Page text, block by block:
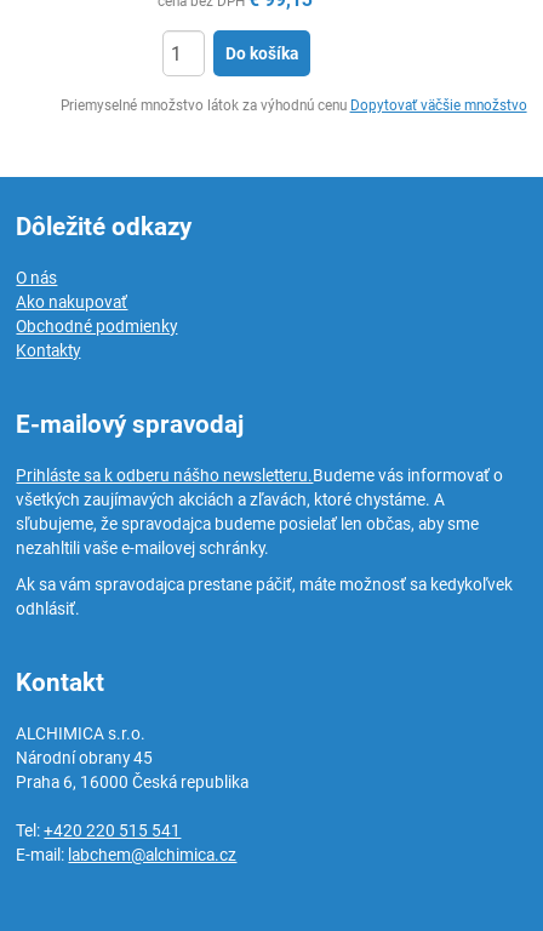
Do košíka
Priemyselné množstvo látok za výhodnú cenu Dopytovať väčšie množstvo
Dôležité odkazy
O nás
Ako nakupovať
Obchodné podmienky
Kontakty
E-mailový spravodaj
Prihláste sa k odberu nášho newsletteru.Budeme vás informovať o
všetkých zaujímavých akciách a zľavách, ktoré chystáme. A
sľubujeme, že spravodajca budeme posielať len občas, aby sme
nezahltili vaše e-mailovej schránky.
Ak sa vám spravodajca prestane páčiť, máte možnosť sa kedykoľvek
odhlásiť.
Kontakt
ALCHIMICA s.r.o.
Národní obrany 45
Praha 6, 16000Česká republika
Tel:+420 220 515 541
E-mail: labchem@alchimica.cz